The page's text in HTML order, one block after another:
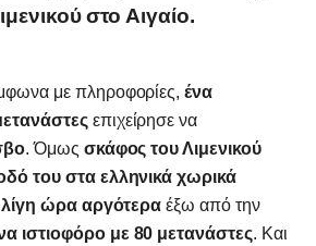
στο Αιγαίο.
με πληροφορίες,ένα
επιχείρησε να
. Όμως σκάφος του Λιμενικού
του στα ελληνικά χωρικά
λίγη ώρα αργότερα έξω από την
ιστιοφόρο με 80 μετανάστες. Και